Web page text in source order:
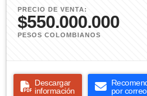
PRECIO DE VENTA:
$550.000.000
PESOS COLOMBIANOS
Descargar
información
por